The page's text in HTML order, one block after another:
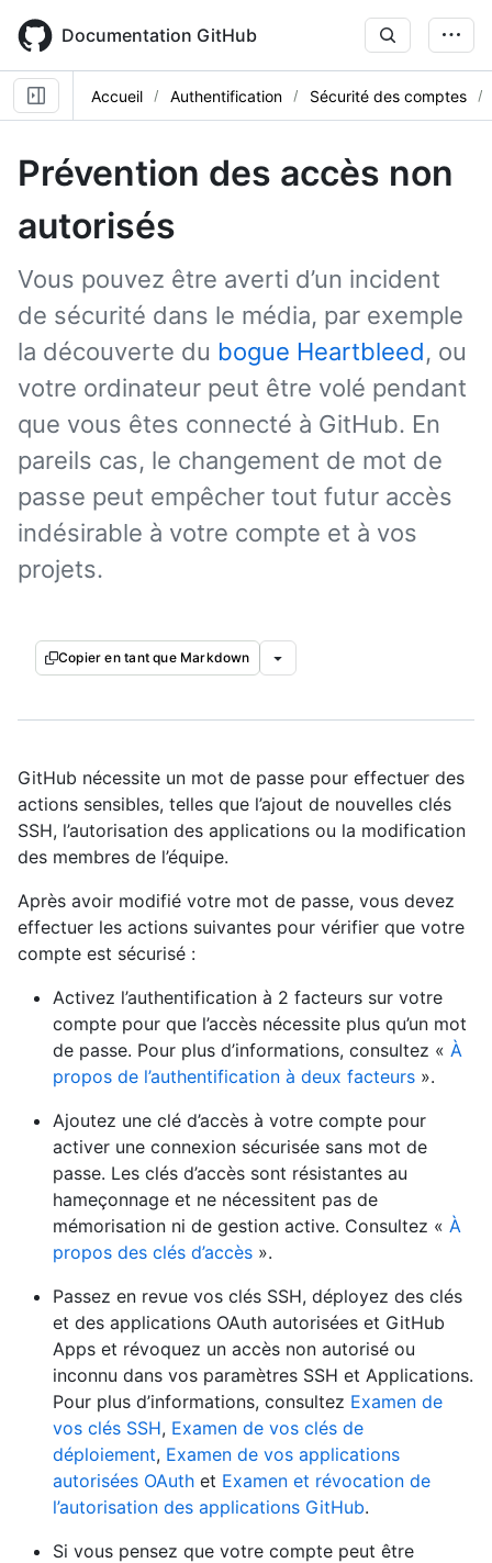
main
content
Documentation GitHub
Accueil Authentification Sécurité des comptes
Prévention des accès non
autorisés
Vous pouvez être averti d’un incident
de sécurité dans le média, par exemple
la découverte du bogue Heartbleed, ou
votre ordinateur peut être volé pendant
que vous êtes connecté à GitHub. En
pareils cas, le changement de mot de
passe peut empêcher tout futur accès
indésirable à votre compte et à vos
projets.
Copier en tant que Markdown
GitHub nécessite un mot de passe pour effectuer des
actions sensibles, telles que l’ajout de nouvelles clés
SSH, l’autorisation des applications ou la modification
des membres de l’équipe.
Après avoir modifié votre mot de passe, vous devez
effectuer les actions suivantes pour vérifier que votre
compte est sécurisé :
Activez l’authentification à 2 facteurs sur votre
compte pour que l’accès nécessite plus qu’un mot
de passe. Pour plus d’informations, consultez « À
propos de l’authentification à deux facteurs ».
Ajoutez une clé d’accès à votre compte pour
activer une connexion sécurisée sans mot de
passe. Les clés d’accès sont résistantes au
hameçonnage et ne nécessitent pas de
mémorisation ni de gestion active. Consultez « À
propos des clés d’accès ».
Passez en revue vos clés SSH, déployez des clés
et des applications OAuth autorisées et GitHub
Apps et révoquez un accès non autorisé ou
inconnu dans vos paramètres SSH et Applications.
Pour plus d’informations, consultez Examen de
vos clés SSH, Examen de vos clés de
déploiement, Examen de vos applications
autorisées OAuth et Examen et révocation de
l’autorisation des applications GitHub.
Si vous pensez que votre compte peut être